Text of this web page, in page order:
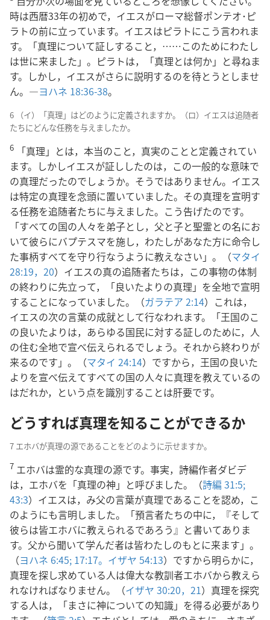
時は西暦33年の初めで，イエスがローマ総督ポンテオ･ピ
ラトの前に立っています。イエスはピラトにこう言われま
す。「真理について証しすること，……このためにわたし
は世に来ました」。ピラトは，「真理とは何か」と尋ねま
す。しかし，イエスがさらに説明するのを待とうとしませ
ん。―ヨハネ 18:36-38。
6 （イ）「真理」はどのように定義されますか。（ロ）イエスは追随者
たちにどんな任務を与えましたか。
6
「真理」とは，本当のこと，真実のことと定義されてい
ます。しかしイエスが証ししたのは，この一般的な意味で
の真理だったのでしょうか。そうではありません。イエス
は特定の真理を念頭に置いていました。その真理を宣明す
る任務を追随者たちに与えました。こう告げたのです。
「すべての国の人々を弟子とし，父と子と聖霊との名にお
いて彼らにバプテスマを施し，わたしがあなた方に命令し
た事柄すべてを守り行なうように教えなさい」。（マタイ
28:19，20）イエスの真の追随者たちは，この事物の体制
の終わりに先立って，「良いたよりの真理」を全地で宣明
することになっていました。（ガラテア 2:14）これは，
イエスの次の言葉の成就として行なわれます。「王国のこ
の良いたよりは，あらゆる国民に対する証しのために，人
の住む全地で宣べ伝えられるでしょう。それから終わりが
来るのです」。（マタイ 24:14）ですから，王国の良いた
よりを宣べ伝えてすべての国の人々に真理を教えているの
はだれか，という点を識別することは肝要です。
どうすれば真理を知ることができるか
7 エホバが真理の源であることをどのように示せますか。
7 エホバは霊的な真理の源です。事実，詩編作者ダビデ
は，エホバを「真理の神」と呼びました。（詩編 31:5;
43:3）イエスは，み父の言葉が真理であることを認め，こ
のようにも言明しました。「預言者たちの中に，『そして
彼らは皆エホバに教えられるであろう』と書いてありま
す。父から聞いて学んだ者は皆わたしのもとに来ます」。
（ヨハネ 6:45; 17:17。 イザヤ 54:13）ですから明らかに，
真理を探し求めている人は偉大な教訓者エホバから教えら
れなければなりません。（イザヤ 30:20，21）真理を探究
する人は，「まさに神についての知識」を得る必要があり